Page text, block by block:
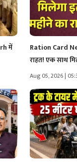
में
Ration Card
राहत! एक साथ
Aug 05, 2026 |